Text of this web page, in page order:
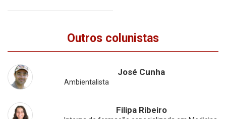
Outros colunistas
José Cunha
Ambientalista
Filipa Ribeiro